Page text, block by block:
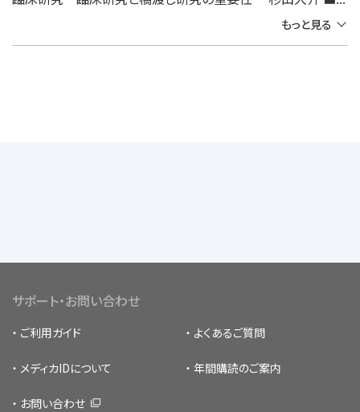
もっと見る
サポート・お問い合わせ
ご利用ガイド よくあるご質問
メディカIDについて 年間購読のご案内
お問い合わせ